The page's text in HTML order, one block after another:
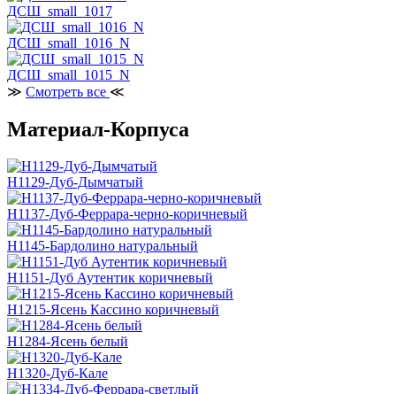
ДСШ_small_1017
ДСШ_small_1016_N
ДСШ_small_1015_N
≫ Смотреть все ≪
Материал-Корпуса
H1129-Дуб-Дымчатый
H1137-Дуб-Феррара-черно-коричневый
H1145-Бардолино натуральный
H1151-Дуб Аутентик коричневый
H1215-Ясень Кассино коричневый
H1284-Ясень белый
H1320-Дуб-Кале